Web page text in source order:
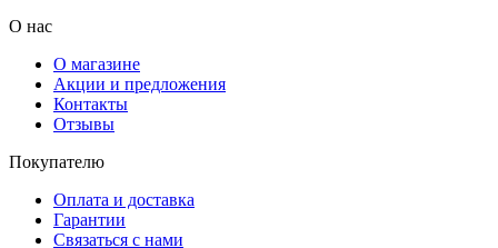
О нас
О магазине
Акции и предложения
Контакты
Отзывы
Покупателю
Оплата и доставка
Гарантии
Связаться с нами